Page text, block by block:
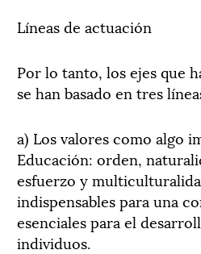
Líneas de actuación
Por lo tanto, los ejes que
se han basado en tres
a) Los valores como algo
Educación: orden,
esfuerzo y
indispensables para una
esenciales para el
individuos.